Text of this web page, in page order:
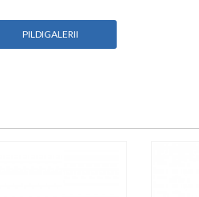
PILDIGALERII